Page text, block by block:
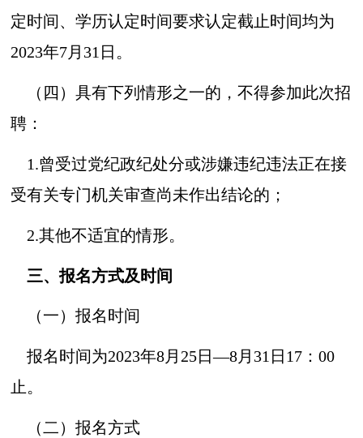
定时间、学历认定时间要求认定截止时间均为
2023年7月31日。
（四）具有下列情形之一的，不得参加此次招
聘：
1.曾受过党纪政纪处分或涉嫌违纪违法正在接
受有关专门机关审查尚未作出结论的；
2.其他不适宜的情形。
三、报名方式及时间
（一）报名时间
报名时间为2023年8月25日—8月31日17：00
止。
（二）报名方式